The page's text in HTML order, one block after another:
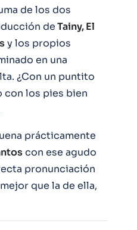
de los dos
deTainy, El
y los propios
en una
¿Con un puntito
con los pies bien
prácticamente
con ese agudo
pronunciación
que la de ella,